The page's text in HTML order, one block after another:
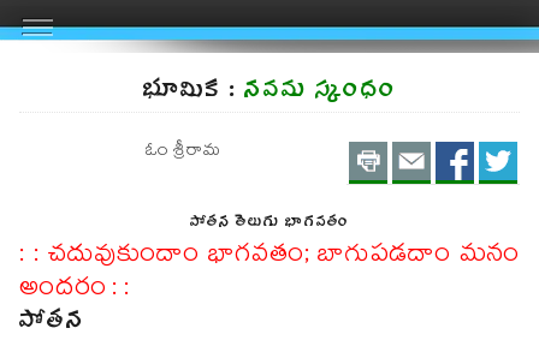
భూమిక :నవమ స్కంధం
PrintEmail
onon
ఓం శ్రీరామ
పోతన తెలుగు భాగవతం
: : చదువుకుందాం భాగవతం; బాగుపడదాం మనం
అందరం : :
పోతన